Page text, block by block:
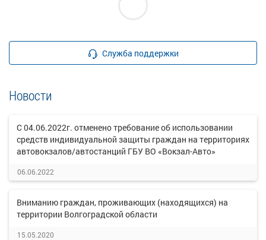
Служба поддержки
Новости
С 04.06.2022г. отменено требование об использовании
средств индивидуальной защиты граждан на территориях
автовокзалов/автостанций ГБУ ВО «Вокзал-Авто»
06.06.2022
Вниманию граждан, проживающих (находящихся) на
территории Волгоградской области
15.05.2020